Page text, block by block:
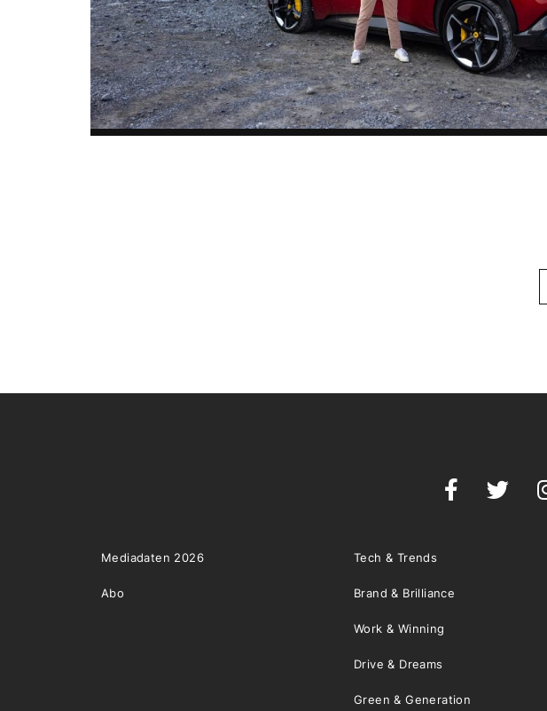
Mediadaten 2026
Abo
Tech & Trends
Brand & Brilliance
Work & Winning
Drive & Dreams
Green & Generation